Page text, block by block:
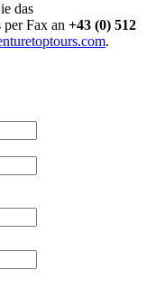
das
per Fax an +43 (0) 512
.